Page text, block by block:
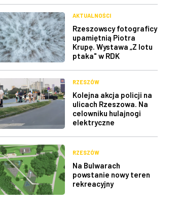
AKTUALNOŚCI
Rzeszowscy fotograficy
upamiętnią Piotra
Krupę. Wystawa „Z lotu
ptaka" w RDK
RZESZÓW
Kolejna akcja policji na
ulicach Rzeszowa. Na
celowniku hulajnogi
elektryczne
RZESZÓW
Na Bulwarach
powstanie nowy teren
rekreacyjny